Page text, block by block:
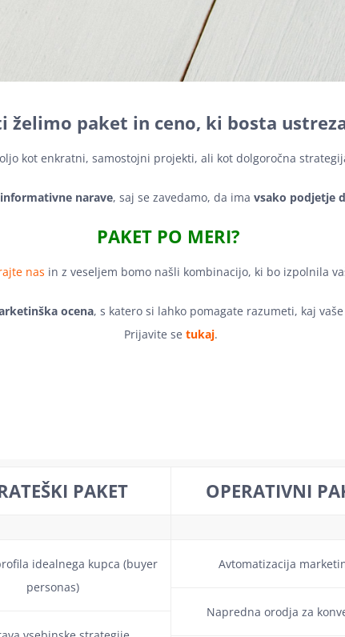
želimo paket in ceno, ki bosta
kot enkratni, samostojni projekti, ali kot dolgoročna
narave, saj se zavedamo, da ima vsako podjetje
PAKET PO MERI?
nas in z veseljem bomo našli kombinacijo, ki bo izpolnila
ocena, s katero si lahko pomagate razumeti, kaj
Prijavite se tukaj.
PAKET
idealnega kupca (buyer
personas)
OPERATIVNI
Avtomatizacija
Napredna orodja za